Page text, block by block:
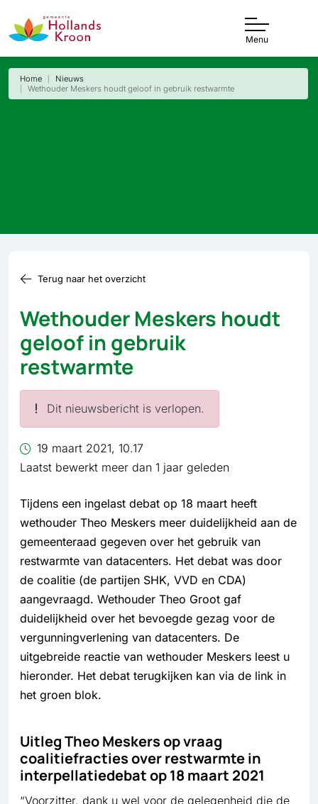
Menu
Home
Nieuws
Wethouder Meskers houdt geloof in gebruik restwarmte
Terug naar het overzicht
Wethouder Meskers houdt
geloof in gebruik
restwarmte
Dit nieuwsbericht is verlopen.
19 maart 2021, 10.17
Laatst bewerkt meer dan 1 jaar geleden
Tijdens een ingelast debat op 18 maart heeft
wethouder Theo Meskers meer duidelijkheid aan de
gemeenteraad gegeven over het gebruik van
restwarmte van datacenters. Het debat was door
de coalitie (de partijen SHK, VVD en CDA)
aangevraagd. Wethouder Theo Groot gaf
duidelijkheid over het bevoegde gezag voor de
vergunningverlening van datacenters. De
uitgebreide reactie van wethouder Meskers leest u
hieronder. Het debat terugkijken kan via de link in
het groen blok.
Uitleg Theo Meskers op vraag
coalitiefracties over restwarmte in
interpellatiedebat op 18 maart 2021
“Voorzitter, dank u wel voor de gelegenheid die de